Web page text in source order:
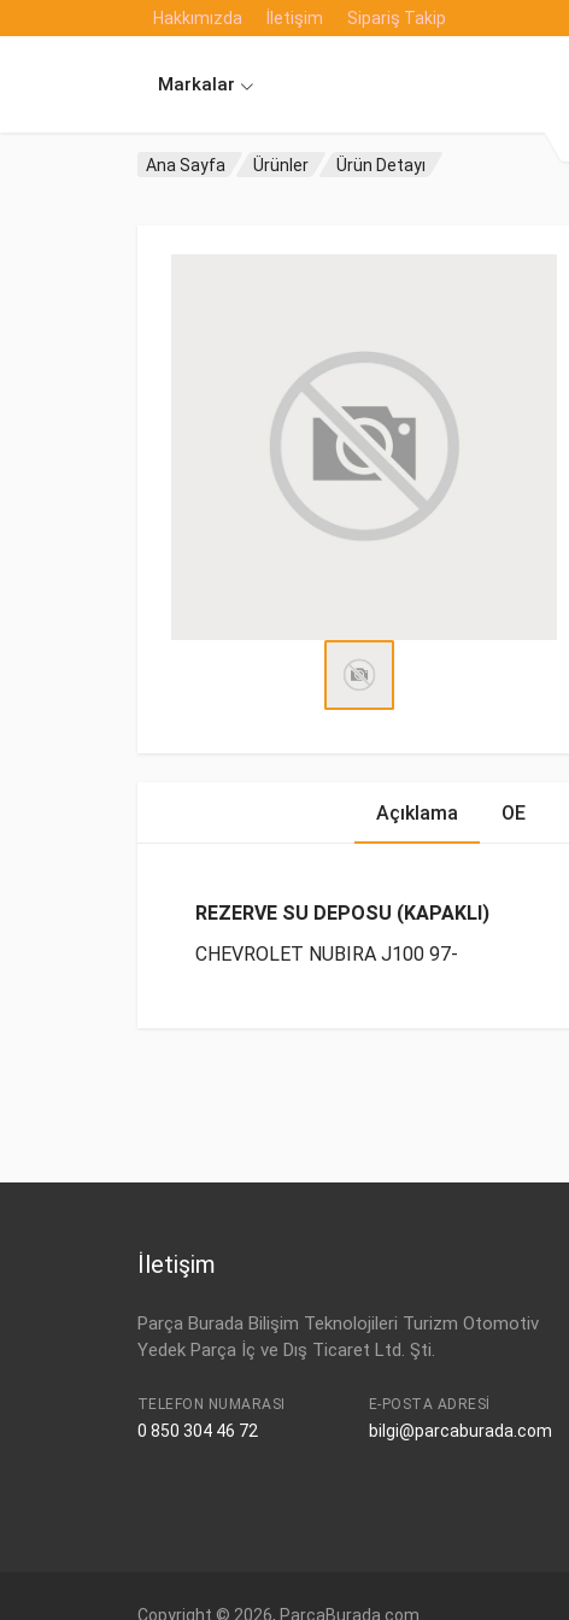
Hakkımızda İletişim Sipariş Takip
Markalar
Ana Sayfa Ürünler Ürün Detayı
Açıklama OE
REZERVE SU DEPOSU (KAPAKLI)
CHEVROLET NUBIRA J100 97-
İletişim
Parça Burada Bilişim Teknolojileri Turizm Otomotiv
Yedek Parça İç ve Dış Ticaret Ltd. Şti.
TELEFON NUMARASI
0 850 304 46 72
E-POSTA ADRESI
bilgi@parcaburada.com
Copyright © 2026, ParcaBurada.com